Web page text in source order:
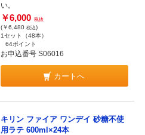
い。
￥6,000 税抜
(￥6,480 税込)
1セット（48本）
64ポイント
お申込番号 S06016
カートへ
キリン ファイア ワンデイ 砂糖不使
用ラテ 600ml×24本